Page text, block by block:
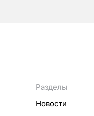
Разделы
Новости